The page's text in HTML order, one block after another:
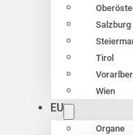
Salzburg
Tirol
Wien
EU
Organe